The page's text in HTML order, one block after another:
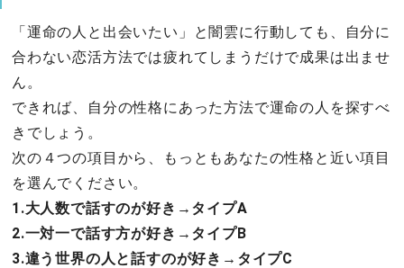
「運命の人と出会いたい」と闇雲に行動しても、自分に
合わない恋活方法では疲れてしまうだけで成果は出ませ
ん。
できれば、自分の性格にあった方法で運命の人を探すべ
きでしょう。
次の４つの項目から、もっともあなたの性格と近い項目
を選んでください。
1.大人数で話すのが好き→タイプA
2.一対一で話す方が好き→タイプB
3.違う世界の人と話すのが好き→タイプC